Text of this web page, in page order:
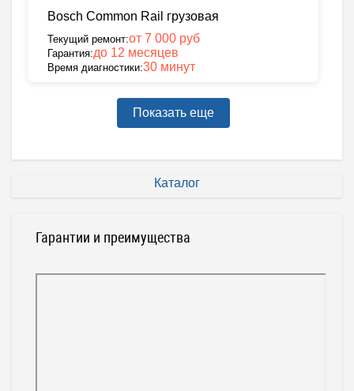
Bosch Common Rail грузовая
Текущий ремонт:от 7 000 руб
Гарантия:до 12 месяцев
Время диагностики:30 минут
Показать еще
Каталог
Гарантии и преимущества